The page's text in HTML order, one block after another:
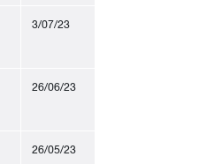
3/07/23
26/06/23
26/05/23